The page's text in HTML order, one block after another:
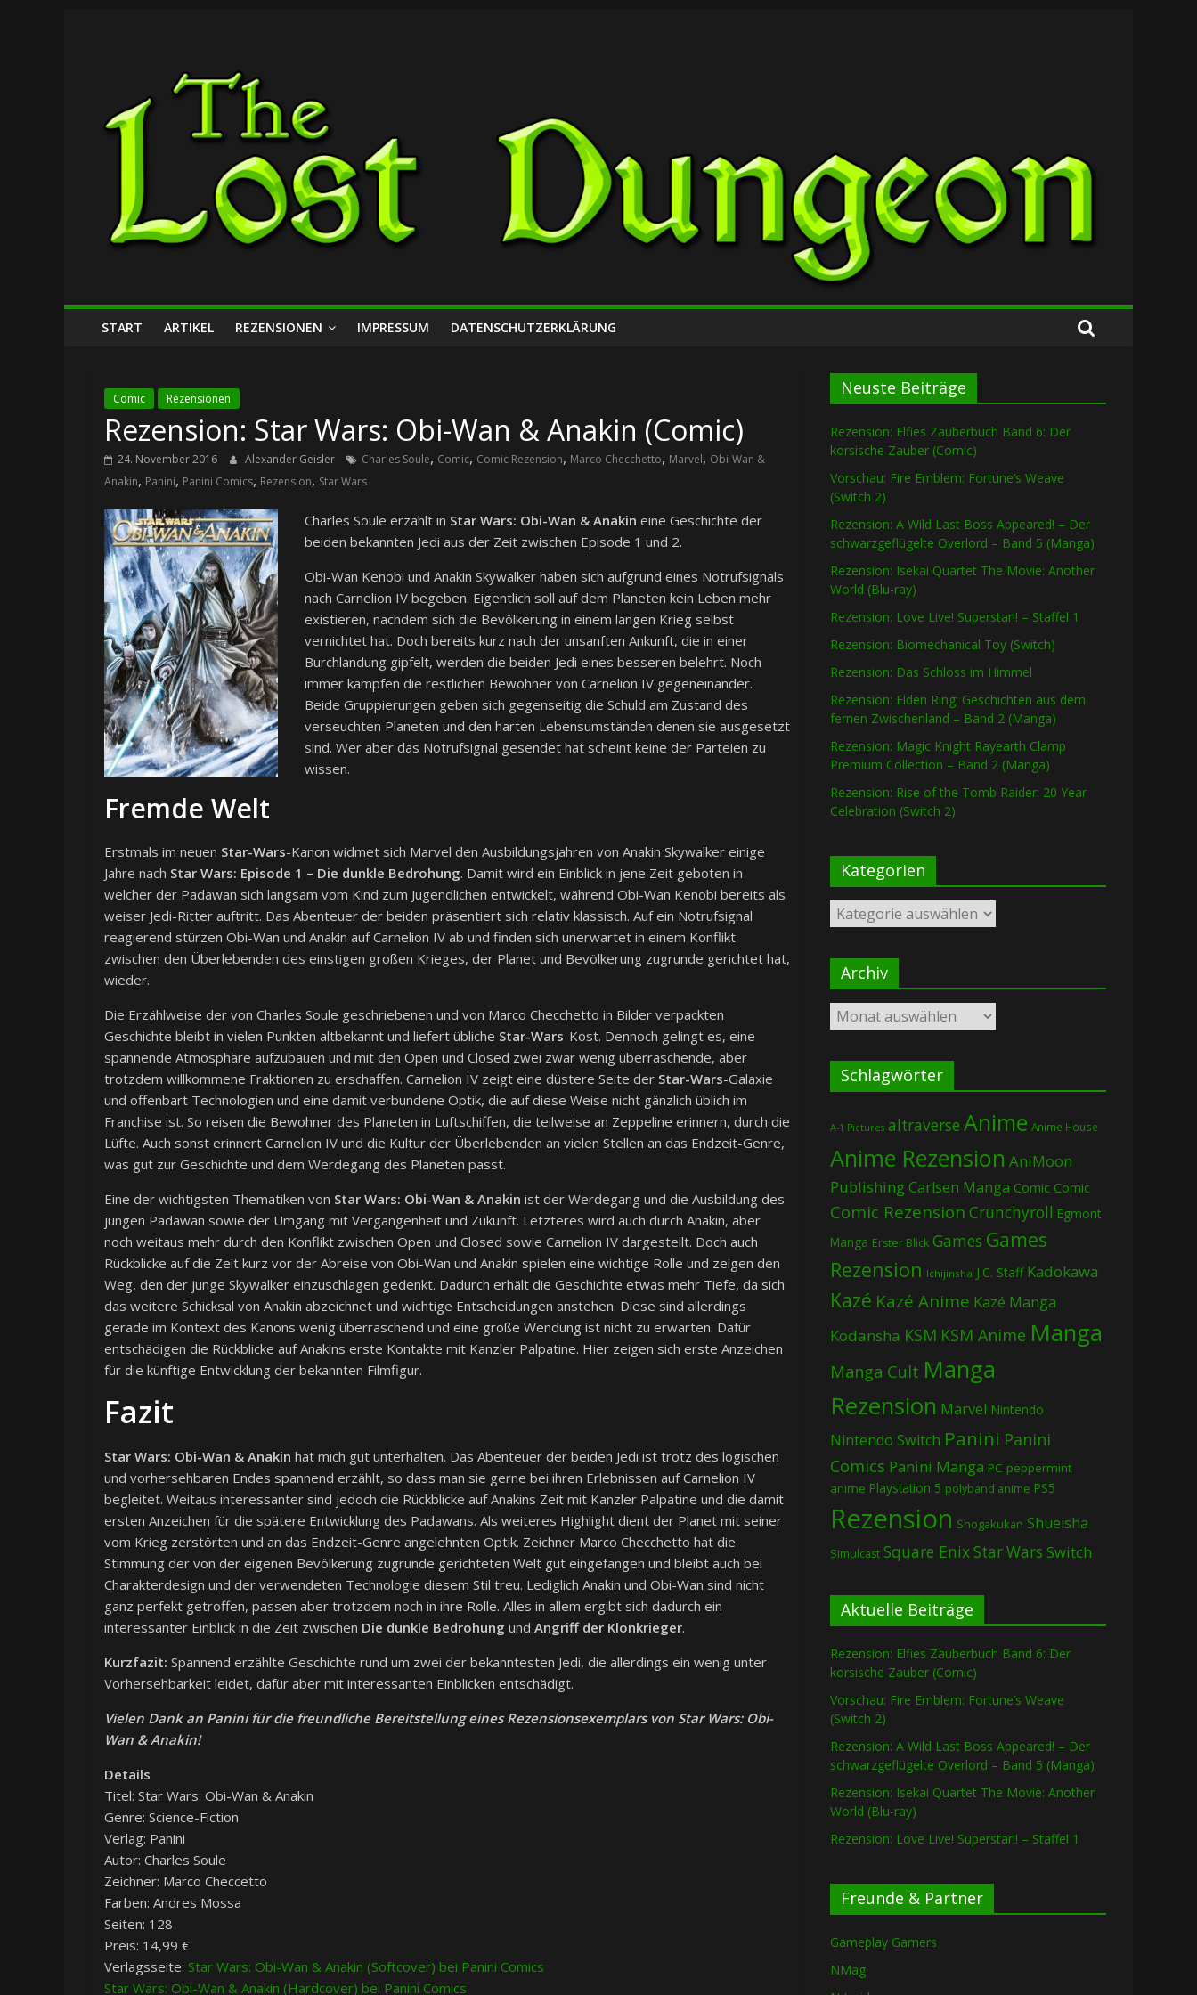
Lost
Dungeon
START ARTIKEL REZENSIONEN IMPRESSUM DATENSCHUTZERKLÄRUNG
Comic Rezensionen
Rezension: Star Wars: Obi-Wan & Anakin (Comic)
24. November 2016 Alexander Geisler Charles Soule, Comic, Comic Rezension, Marco Checchetto, Marvel, Obi-Wan &
Anakin, Panini, Panini Comics, Rezension, Star Wars
Charles Soule erzählt in Star Wars: Obi-Wan & Anakin eine Geschichte der
beiden bekannten Jedi aus der Zeit zwischen Episode 1 und 2.
Obi-Wan Kenobi und Anakin Skywalker haben sich aufgrund eines Notrufsignals
nach Carnelion IV begeben. Eigentlich soll auf dem Planeten kein Leben mehr
existieren, nachdem sich die Bevölkerung in einem langen Krieg selbst
vernichtet hat. Doch bereits kurz nach der unsanften Ankunft, die in einer
Burchlandung gipfelt, werden die beiden Jedi eines besseren belehrt. Noch
immer kämpfen die restlichen Bewohner von Carnelion IV gegeneinander.
Beide Gruppierungen geben sich gegenseitig die Schuld am Zustand des
verseuchten Planeten und den harten Lebensumständen denen sie ausgesetzt
sind. Wer aber das Notrufsignal gesendet hat scheint keine der Parteien zu
wissen.
Fremde Welt
Erstmals im neuen Star-Wars-Kanon widmet sich Marvel den Ausbildungsjahren von Anakin Skywalker einige
Jahre nach Star Wars: Episode 1 – Die dunkle Bedrohung. Damit wird ein Einblick in jene Zeit geboten in
welcher der Padawan sich langsam vom Kind zum Jugendlichen entwickelt, während Obi-Wan Kenobi bereits als
weiser Jedi-Ritter auftritt. Das Abenteuer der beiden präsentiert sich relativ klassisch. Auf ein Notrufsignal
reagierend stürzen Obi-Wan und Anakin auf Carnelion IV ab und finden sich unerwartet in einem Konflikt
zwischen den Überlebenden des einstigen großen Krieges, der Planet und Bevölkerung zugrunde gerichtet hat,
wieder.
Die Erzählweise der von Charles Soule geschriebenen und von Marco Checchetto in Bilder verpackten
Geschichte bleibt in vielen Punkten altbekannt und liefert übliche Star-Wars-Kost. Dennoch gelingt es, eine
spannende Atmosphäre aufzubauen und mit den Open und Closed zwei zwar wenig überraschende, aber
trotzdem willkommene Fraktionen zu erschaffen. Carnelion IV zeigt eine düstere Seite der Star-Wars-Galaxie
und offenbart Technologien und eine damit verbundene Optik, die auf diese Weise nicht gänzlich üblich im
Franchise ist. So reisen die Bewohner des Planeten in Luftschiffen, die teilweise an Zeppeline erinnern, durch die
Lüfte. Auch sonst erinnert Carnelion IV und die Kultur der Überlebenden an vielen Stellen an das Endzeit-Genre,
was gut zur Geschichte und dem Werdegang des Planeten passt.
Eine der wichtigsten Thematiken von Star Wars: Obi-Wan & Anakin ist der Werdegang und die Ausbildung des
jungen Padawan sowie der Umgang mit Vergangenheit und Zukunft. Letzteres wird auch durch Anakin, aber
noch weitaus mehr durch den Konflikt zwischen Open und Closed sowie Carnelion IV dargestellt. Doch auch
Rückblicke auf die Zeit kurz vor der Abreise von Obi-Wan und Anakin spielen eine wichtige Rolle und zeigen den
Weg, den der junge Skywalker einzuschlagen gedenkt. Dadurch erhält die Geschichte etwas mehr Tiefe, da sich
das weitere Schicksal von Anakin abzeichnet und wichtige Entscheidungen anstehen. Diese sind allerdings
gerade im Kontext des Kanons wenig überraschend und eine große Wendung ist nicht zu erwarten. Dafür
entschädigen die Rückblicke auf Anakins erste Kontakte mit Kanzler Palpatine. Hier zeigen sich erste Anzeichen
für die künftige Entwicklung der bekannten Filmfigur.
Fazit
Star Wars: Obi-Wan & Anakin hat mich gut unterhalten. Das Abenteuer der beiden Jedi ist trotz des logischen
und vorhersehbaren Endes spannend erzählt, so dass man sie gerne bei ihren Erlebnissen auf Carnelion IV
begleitet. Weitaus interessanter sind jedoch die Rückblicke auf Anakins Zeit mit Kanzler Palpatine und die damit
ersten Anzeichen für die spätere Entwicklung des Padawans. Als weiteres Highlight dient der Planet mit seiner
vom Krieg zerstörten und an das Endzeit-Genre angelehnten Optik. Zeichner Marco Checchetto hat die
Stimmung der von der eigenen Bevölkerung zugrunde gerichteten Welt gut eingefangen und bleibt auch bei
Charakterdesign und der verwendeten Technologie diesem Stil treu. Lediglich Anakin und Obi-Wan sind nicht
ganz perfekt getroffen, passen aber trotzdem noch in ihre Rolle. Alles in allem ergibt sich dadurch ein
interessanter Einblick in die Zeit zwischen Die dunkle Bedrohung und Angriff der Klonkrieger.
Kurzfazit: Spannend erzählte Geschichte rund um zwei der bekanntesten Jedi, die allerdings ein wenig unter
Vorhersehbarkeit leidet, dafür aber mit interessanten Einblicken entschädigt.
Vielen Dank an Panini für die freundliche Bereitstellung eines Rezensionsexemplars von Star Wars: Obi-
Wan & Anakin!
Details
Titel: Star Wars: Obi-Wan & Anakin
Genre: Science-Fiction
Verlag: Panini
Autor: Charles Soule
Zeichner: Marco Checcetto
Farben: Andres Mossa
Seiten: 128
Preis: 14,99 €
Verlagsseite: Star Wars: Obi-Wan & Anakin (Softcover) bei Panini Comics
Star Wars: Obi-Wan & Anakin (Hardcover) bei Panini Comics
Neuste Beiträge
Rezension: Elfies Zauberbuch Band 6: Der
korsische Zauber (Comic)
Vorschau: Fire Emblem: Fortune’s Weave
(Switch 2)
Rezension: A Wild Last Boss Appeared! – Der
schwarzgeflügelte Overlord – Band 5 (Manga)
Rezension: Isekai Quartet The Movie: Another
World (Blu-ray)
Rezension: Love Live! Superstar!! – Staffel 1
Rezension: Biomechanical Toy (Switch)
Rezension: Das Schloss im Himmel
Rezension: Elden Ring: Geschichten aus dem
fernen Zwischenland – Band 2 (Manga)
Rezension: Magic Knight Rayearth Clamp
Premium Collection – Band 2 (Manga)
Rezension: Rise of the Tomb Raider: 20 Year
Celebration (Switch 2)
Kategorien
Kategorien
Archiv
Archiv
Schlagwörter
A-1 Pictures altraverse Anime Anime House
Anime Rezension AniMoon
PublishingCarlsen Manga Comic Comic
Comic Rezension Crunchyroll Egmont
Manga Erster Blick Games Games
Rezension Ichijinsha J.C. Staff Kadokawa
Kazé Kazé Anime Kazé Manga
Kodansha KSM KSM Anime Manga
Manga Cult Manga
Rezension Marvel Nintendo
Nintendo Switch Panini Panini
Comics Panini Manga PC peppermint
anime Playstation 5 polyband anime PS5
Rezension Shogakukan Shueisha
Simulcast Square EnixStar Wars Switch
Aktuelle Beiträge
Rezension: Elfies Zauberbuch Band 6: Der
korsische Zauber (Comic)
Vorschau: Fire Emblem: Fortune’s Weave
(Switch 2)
Rezension: A Wild Last Boss Appeared! – Der
schwarzgeflügelte Overlord – Band 5 (Manga)
Rezension: Isekai Quartet The Movie: Another
World (Blu-ray)
Rezension: Love Live! Superstar!! – Staffel 1
Freunde & Partner
Gameplay Gamers
NMag